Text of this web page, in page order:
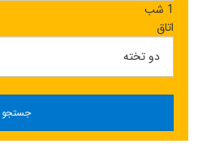
1 شب
اتاق
جستجو